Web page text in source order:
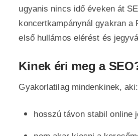
ugyanis nincs idő éveken át
koncertkampánynál gyakran a
első hullámos elérést és
Kinek éri meg a
Gyakorlatilag mindenkinek, aki:
hosszú távon stabil online